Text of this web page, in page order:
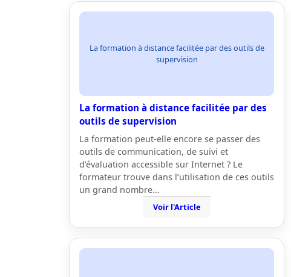
La formation à distance facilitée par des outils de
supervision
La formation à distance facilitée par des
outils de supervision
La formation peut-elle encore se passer des
outils de communication, de suivi et
d’évaluation accessible sur Internet ? Le
formateur trouve dans l’utilisation de ces outils
un grand nombre…
Voir l'Article